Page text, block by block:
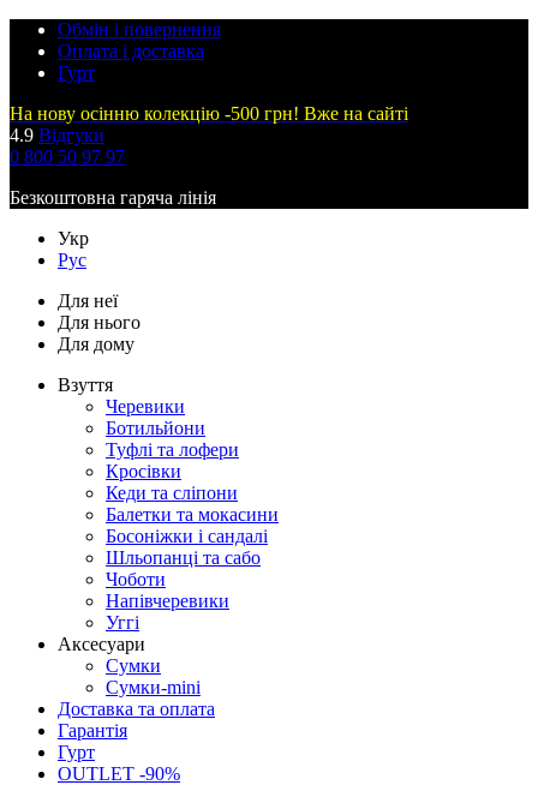
Обмін і повернення
Оплата і доставка
Гурт
На нову осінню колекцію -500 грн! Вже на сайті
4.9 Відгуки
0 800 50 97 97
Безкоштовна гаряча лінія
Укр
Рус
Для неї
Для нього
Для дому
Взуття
Черевики
Ботильйони
Туфлі та лофери
Кросівки
Кеди та сліпони
Балетки та мокасини
Босоніжки і сандалі
Шльопанці та сабо
Чоботи
Напівчеревики
Уггі
Аксесуари
Сумки
Сумки-mini
Доставка та оплата
Гарантія
Гурт
OUTLET -90%